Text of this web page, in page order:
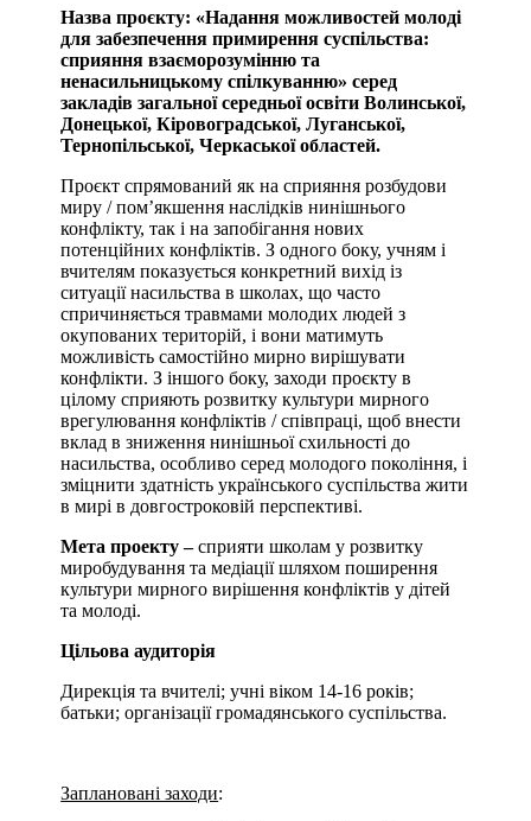
Назва проєкту: «Надання можливостей молоді
для забезпечення примирення суспільства:
сприяння взаєморозумінню та
ненасильницькому спілкуванню» серед
закладів загальної середньої освіти Волинської,
Донецької, Кіровоградської, Луганської,
Тернопільської, Черкаської областей.
Проєкт спрямований як на сприяння розбудови
миру / пом’якшення наслідків нинішнього
конфлікту, так і на запобігання нових
потенційних конфліктів. З одного боку, учням і
вчителям показується конкретний вихід із
ситуації насильства в школах, що часто
спричиняється травмами молодих людей з
окупованих територій, і вони матимуть
можливість самостійно мирно вирішувати
конфлікти. З іншого боку, заходи проєкту в
цілому сприяють розвитку культури мирного
врегулювання конфліктів / співпраці, щоб внести
вклад в зниження нинішньої схильності до
насильства, особливо серед молодого покоління, і
зміцнити здатність українського суспільства жити
в мирі в довгостроковій перспективі.
Мета проекту –сприяти школам у розвитку
миробудування та медіації шляхом поширення
культури мирного вирішення конфліктів у дітей
та молоді.
Цільова аудиторія
Дирекція та вчителі; учні віком 14-16 років;
батьки; організації громадянського суспільства.
Заплановані заходи: